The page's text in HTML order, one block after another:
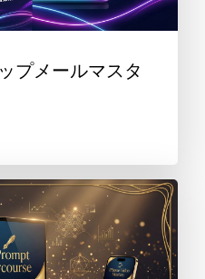
プメールマスタ